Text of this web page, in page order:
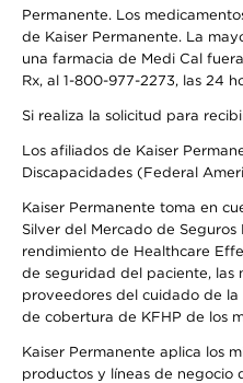
Permanente. Los
de Kaiser Permanente. La
una farmacia de Medi Cal
Rx, al 1-800-977-2273, las 24
Si realiza la solicitud para
Los afiliados de Kaiser
Discapacidades (Federal
Kaiser Permanente toma en
Silver del Mercado de
rendimiento de Healthcare
de seguridad del paciente, las
proveedores del cuidado de
de cobertura de KFHP de los
Kaiser Permanente aplica los
productos y líneas de negocio